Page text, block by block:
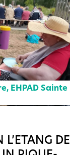
, EHPAD Sainte
L’ÉTANG DE